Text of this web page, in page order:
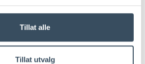
Tillat alle
Tillat utvalg